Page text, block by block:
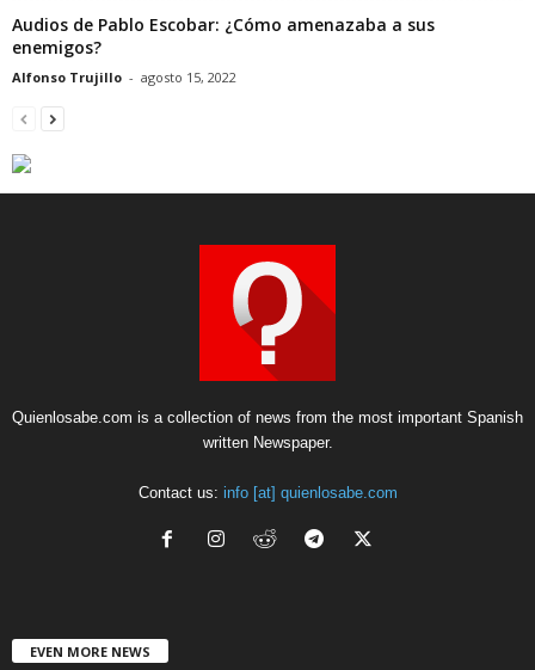
Audios de Pablo Escobar: ¿Cómo amenazaba a sus
enemigos?
Alfonso Trujillo - agosto 15, 2022
Quienlosabe.com is a collection of news from the most important Spanish
written Newspaper.
Contact us: info [at] quienlosabe.com
EVEN MORE NEWS